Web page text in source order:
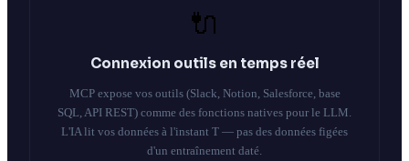
🔌
Connexion outils en temps réel
MCP expose vos outils (Slack, Notion, Salesforce, base
SQL, API REST) comme des fonctions natives pour le LLM.
L'IA lit vos données à l'instant T — pas des données figées
d'un entraînement daté.